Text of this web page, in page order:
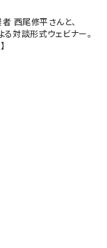
西尾修平さんと、
対談形式ウェビナー。